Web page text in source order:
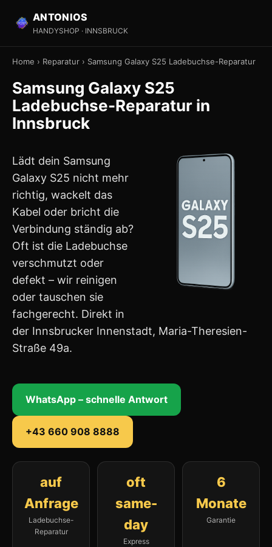
ANTONIOS
HANDYSHOP · INNSBRUCK
Home › Reparatur › Samsung Galaxy S25 Ladebuchse-Reparatur
Samsung Galaxy S25
Ladebuchse-Reparatur in
Innsbruck
Lädt dein Samsung
Galaxy S25 nicht mehr
richtig, wackelt das
Kabel oder bricht die
Verbindung ständig ab?
Oft ist die Ladebuchse
verschmutzt oder
defekt – wir reinigen
oder tauschen sie
fachgerecht. Direkt in
der Innsbrucker Innenstadt, Maria-Theresien-
Straße 49a.
WhatsApp – schnelle Antwort
+43 660 908 8888
auf
Anfrage
Ladebuchse-
Reparatur
oft
same-
day
Express
6
Monate
Garantie